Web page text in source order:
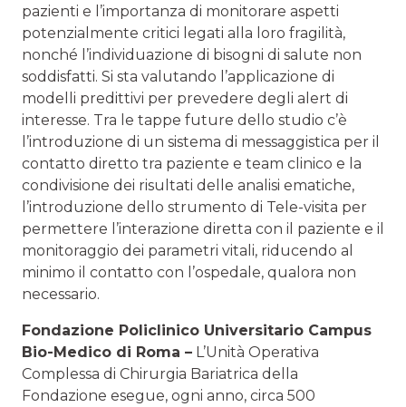
pazienti e l’importanza di monitorare aspetti
potenzialmente critici legati alla loro fragilità,
nonché l’individuazione di bisogni di salute non
soddisfatti. Si sta valutando l’applicazione di
modelli predittivi per prevedere degli alert di
interesse. Tra le tappe future dello studio c’è
l’introduzione di un sistema di messaggistica per il
contatto diretto tra paziente e team clinico e la
condivisione dei risultati delle analisi ematiche,
l’introduzione dello strumento di Tele-visita per
permettere l’interazione diretta con il paziente e il
monitoraggio dei parametri vitali, riducendo al
minimo il contatto con l’ospedale, qualora non
necessario.
Fondazione Policlinico Universitario Campus
Bio-Medico di Roma – L’Unità Operativa
Complessa di Chirurgia Bariatrica della
Fondazione esegue, ogni anno, circa 500